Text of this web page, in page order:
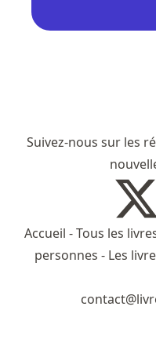
Suivez-nous sur les
Accueil -Tous les
personnes - Les